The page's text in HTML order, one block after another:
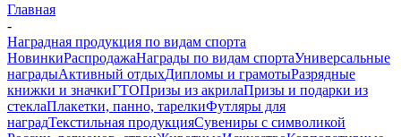
Главная
-
Наградная продукция по видам спорта
НовинкиРаспродажаНаграды по видам спортаУниверсальные
наградыАктивный отдыхДипломы и грамотыРазрядные
книжки и значкиГТОПризы из акрилаПризы и подарки из
стеклаПлакетки, панно, тарелкиФутляры для
наградТекстильная продукцияСувениры с символикой